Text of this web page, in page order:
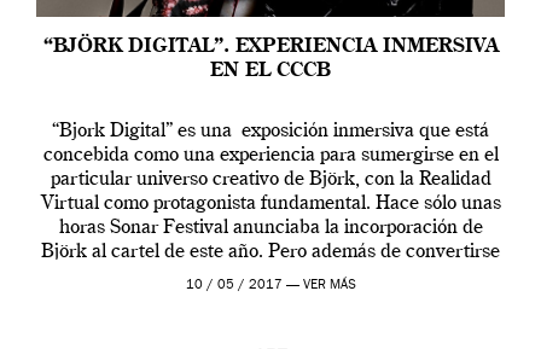
“BJÖRK DIGITAL”. EXPERIENCIA INMERSIVA
EN EL CCCB
“Bjork Digital” es una exposición inmersiva que está
concebida como una experiencia para sumergirse en el
particular universo creativo de Björk, con la Realidad
Virtual como protagonista fundamental. Hace sólo unas
horas Sonar Festival anunciaba la incorporación de
Björk al cartel de este año. Pero además de convertirse
en una de las actuaciones más relevantes […]
10 / 05 / 2017 — VER MÁS